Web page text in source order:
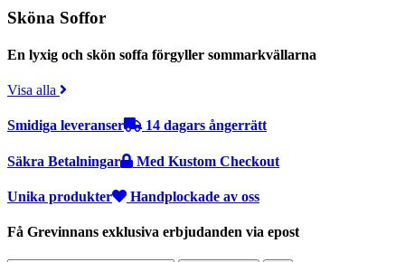
Sköna Soffor
En lyxig och skön soffa förgyller sommarkvällarna
Visa alla
Smidiga leveranser 14 dagars ångerrätt
Säkra Betalningar Med Kustom Checkout
Unika produkter Handplockade av oss
Få Grevinnans exklusiva erbjudanden via epost